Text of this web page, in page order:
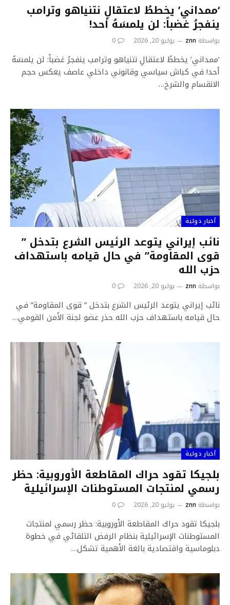
‘ممداني’ يخططُ لاعتقالِ نتنياهو وترامب
ينفجرُ غضباً: لن يلمسَهُ أحد!
بواسطة znn يوليو 20, 2026 0
‘ممداني’ يخططُ لاعتقالِ نتنياهو وترامب ينفجرُ غضباً: لن يلمسَهُ
أحد! في كباش سياسي وقانوني داخلي عاصف يعكس حجم
الانقسام والشرخ…
أخبار دولية
نائب إيراني يتوعد الرئيس الشرع بتدخل ”
قوى المقاومة” في حال قيامه باستهداف
حزب الله
بواسطة znn يوليو 20, 2026 0
نائب إيراني يتوعد الرئيس الشرع بتدخل ” قوى المقاومة” في
حال قيامه باستهداف حزب الله حذر عضو لجنة الأمن القومي…
أخبار دولية
بلجيكا تقود حراك المقاطعة الأوروبية: حظر
رسمي لمنتجات المستوطنات الإسرائيلية
بواسطة znn يوليو 20, 2026 0
بلجيكا تقود حراك المقاطعة الأوروبية: حظر رسمي لمنتجات
المستوطنات الإسرائيلية بنظام الرفض التلقائي في خطوة
دبلوماسية واقتصادية بالغة الأهمية تشكل…